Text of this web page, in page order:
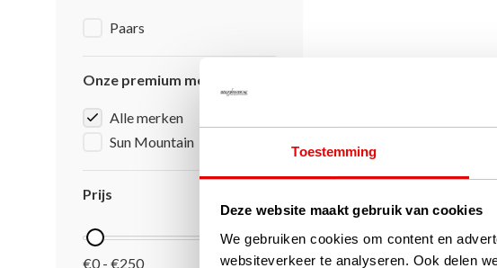
Toestemming
Deze website maakt gebruik van cookies
We gebruiken cookies om content en
websiteverkeer te analyseren. Ook delen
Paars
Onze premium merken
Alle merken
Sun Mountain
Prijs
€0 - €250